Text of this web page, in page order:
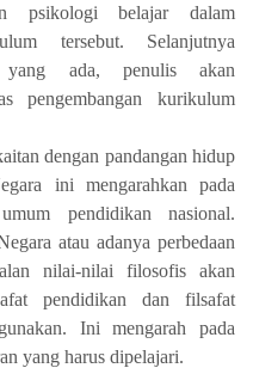
psikologi belajar dalam
tersebut. Selanjutnya
yang ada, penulis akan
pengembangan kurikulum
dengan pandangan hidup
ini mengarahkan pada
pendidikan nasional.
atau adanya perbedaan
nilai-nilai filosofis akan
pendidikan dan filsafat
Ini mengarah pada
yang harus dipelajari.